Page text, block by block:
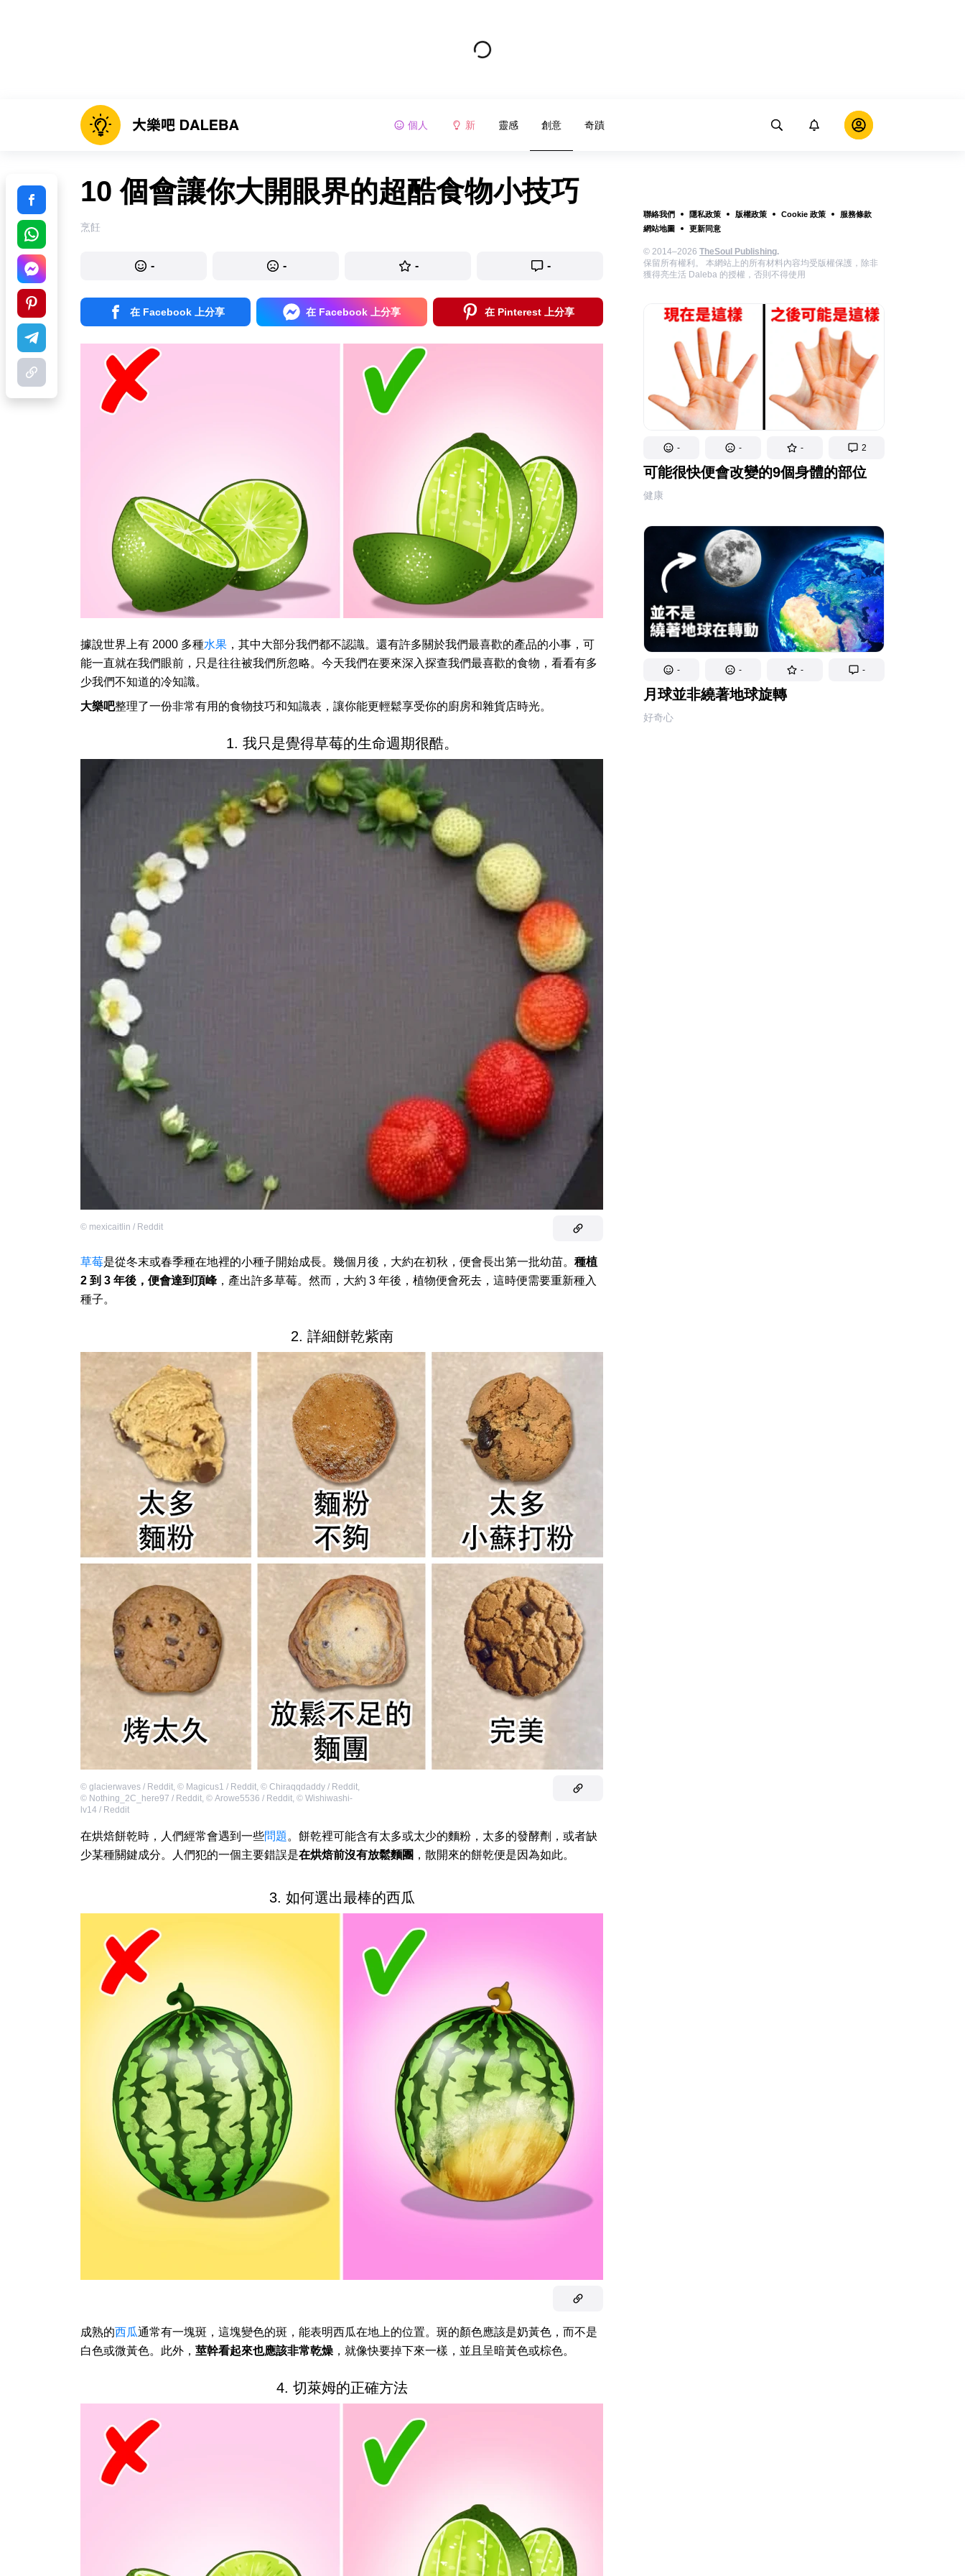
個人 新 靈感 創意 奇蹟
聯絡我們 隱私政策 版權政策 Cookie 政策
服務條款
網站地圖
更新同意
© 2014–2026 TheSoul Publishing.
保留所有權利。 本網站上的所有材料內容均受版權保護，除非
獲得亮生活 Daleba 的授權，否則不得使用
- - - 2
可能很快便會改變的9個身體的部位
健康
- - - -
月球並非繞著地球旋轉
好奇心
10 個會讓你大開眼界的超酷食物小技巧
烹飪
- - - -
在 Facebook 上分享 在 Facebook 上分享 在 Pinterest 上分享
據說世界上有 2000 多種水果 ，其中大部分我們都不認識。還有許多關於我們最喜歡的產品的小事，可
能一直就在我們眼前，只是往往被我們所忽略。今天我們在要來深入探查我們最喜歡的食物，看看有多
少我們不知道的冷知識。
大樂吧整理了一份非常有用的食物技巧和知識表，讓你能更輕鬆享受你的廚房和雜貨店時光。
1. 我只是覺得草莓的生命週期很酷。
© mexicaitlin / Reddit
草莓是從冬末或春季種在地裡的小種子開始成長。幾個月後，大約在初秋，便會長出第一批幼苗。 種植
2 到 3 年後，便會達到頂峰，產出許多草莓。然而，大約 3 年後，植物便會死去，這時便需要重新種入
種子。
2. 詳細餅乾紫南
© glacierwaves / Reddit, © Magicus1 / Reddit, © Chiraqqdaddy / Reddit,
© Nothing_2C_here97 / Reddit, © Arowe5536 / Reddit, © Wishiwashi-
lv14 / Reddit
在烘焙餅乾時，人們經常會遇到一些問題 。餅乾裡可能含有太多或太少的麵粉，太多的發酵劑，或者缺
少某種關鍵成分。人們犯的一個主要錯誤是在烘焙前沒有放鬆麵團 ，散開來的餅乾便是因為如此。
3. 如何選出最棒的西瓜
成熟的西瓜通常有一塊斑，這塊變色的斑，能表明西瓜在地上的位置。斑的顏色應該是奶黃色，而不是
白色或微黃色。此外， 莖幹看起來也應該非常乾燥 ，就像快要掉下來一樣，並且呈暗黃色或棕色。
4. 切萊姆的正確方法